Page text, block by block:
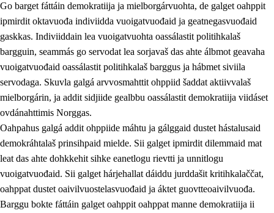
2. Oahppama prinsihpat, ovdáneapmi ja oahppahábmen
2.1 Sosiála oahppan ja ovdáneapmi
2.2 Gealbu fágain
2.3 Vuođđogálggat
2.4 Oahppat oahppat
Fágaidrasttideaddji fáttát
2.5 Fágaidrasttideaddji fáttát
2.5.1 Álbmotdearvvašvuohta ja eallimis birget
2.5.2 Demokratiija ja mielborgárvuohta
Go barget fáttáin demokratiija ja mielborgárvuohta, de galget oahppit
ipmirdit oktavuođa indiviidda vuoigatvuođaid ja geatnegasvuođaid
gaskkas. Indiviiddain lea vuoigatvuohta oassálastit politihkalaš
bargguin, seammás go servodat lea sorjavaš das ahte álbmot geavaha
vuoigatvuođaid oassálastit politihkalaš barggus ja hábmet siviila
servodaga. Skuvla galgá arvvosmahttit ohppiid šaddat aktiivvalaš
mielborgárin, ja addit sidjiide gealbbu oassálastit demokratiija viidáset
ovdánahttimis Norggas.
Oahpahus galgá addit ohppiide máhtu ja gálggaid dustet hástalusaid
demokráhtalaš prinsihpaid mielde. Sii galget ipmirdit dilemmaid mat
leat das ahte dohkkehit sihke eanetlogu rievtti ja unnitlogu
vuoigatvuođaid. Sii galget hárjehallat dáiddu jurddašit kritihkalaččat,
oahppat dustet oaivilvuostelasvuođaid ja áktet guovtteoaivilvuođa.
Barggu bokte fáttáin galget oahppit oahppat manne demokratiija ii